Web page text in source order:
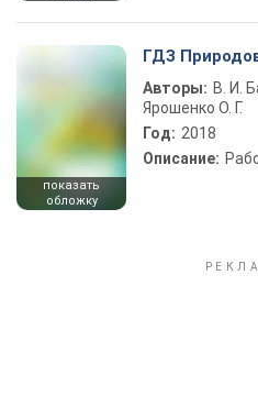
показать
обложку
ГДЗ
Авторы: В. И.
Ярошенко О. Г.
Год: 2018
Описание: